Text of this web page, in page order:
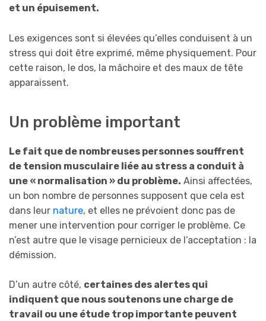
et un épuisement.
Les exigences sont si élevées qu’elles conduisent à un
stress qui doit être exprimé, même physiquement. Pour
cette raison, le dos, la mâchoire et des maux de tête
apparaissent.
Un problème important
Le fait que de nombreuses personnes souffrent
de tension musculaire liée au stress a conduit à
une « normalisation » du problème. Ainsi affectées,
un bon nombre de personnes supposent que cela est
dans leur nature, et elles ne prévoient donc pas de
mener une intervention pour corriger le problème. Ce
n’est autre que le visage pernicieux de l’acceptation : la
démission.
D’un autre côté, certaines des alertes qui
indiquent que nous soutenons une charge de
travail ou une étude trop importante peuvent